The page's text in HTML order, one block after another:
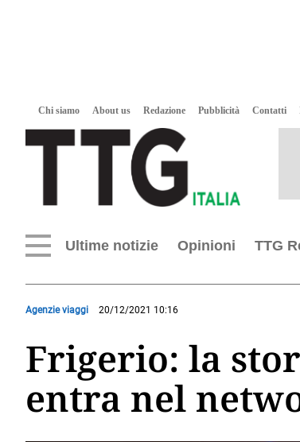
Chi siamo About us Redazione Pubblicità Contatti
Ultime notizie Opinioni TTG
Agenzie viaggi 20/12/2021 10:16
Frigerio: la
entra nel